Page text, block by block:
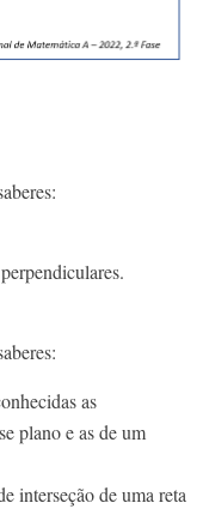
as
plano e as de um
interseção de uma reta